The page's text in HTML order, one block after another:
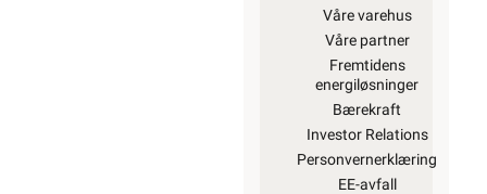
Våre varehus
Våre partner
Fremtidens
energiløsninger
Bærekraft
Investor Relations
Personvernerklæring
EE-avfall